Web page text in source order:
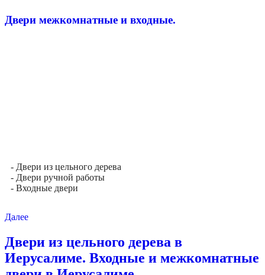
Двери межкомнатные и входные.
- Двери из цельного дерева
- Двери ручной работы
- Входные двери
Далее
Двери из цельного дерева в
Иерусалиме. Входные и межкомнатные